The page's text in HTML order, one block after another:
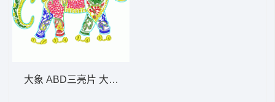
大象 ABD三亮片 大豪格式